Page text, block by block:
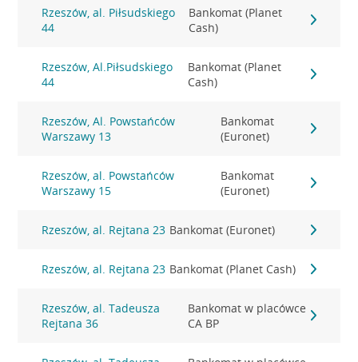
Rzeszów, al. Piłsudskiego
44
Bankomat (Planet
Cash)
Rzeszów, Al.Piłsudskiego
44
Bankomat (Planet
Cash)
Rzeszów, Al. Powstańców
Warszawy 13
Bankomat
(Euronet)
Rzeszów, al. Powstańców
Warszawy 15
Bankomat
(Euronet)
Rzeszów, al. Rejtana 23 Bankomat (Euronet)
Rzeszów, al. Rejtana 23 Bankomat (Planet Cash)
Rzeszów, al. Tadeusza
Rejtana 36
Bankomat w placówce
CA BP